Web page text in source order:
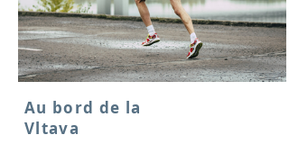
Au bord de la
Vltava